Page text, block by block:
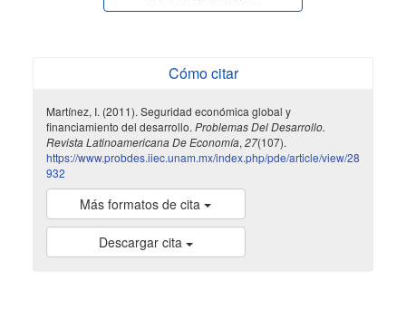
Cómo citar
Martínez, I. (2011). Seguridad económica global y
financiamiento del desarrollo. Problemas Del Desarrollo.
Revista Latinoamericana De Economía, 27(107).
https://www.probdes.iiec.unam.mx/index.php/pde/article/view/28
932
Más formatos de cita
Descargar cita